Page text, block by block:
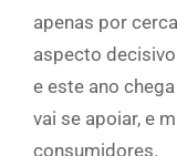
apenas por
aspecto
e este ano
vai se apoiar, e
consumidores.